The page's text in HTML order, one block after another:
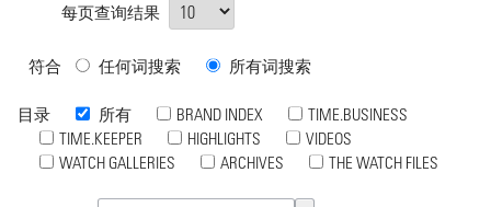
每页查询结果
符合 任何词搜索 所有词搜索
目录 所有 BRAND INDEX
TIME.BUSINESS
TIME.KEEPER
HIGHLIGHTS
VIDEOS
WATCH GALLERIES
ARCHIVES THE WATCH FILES